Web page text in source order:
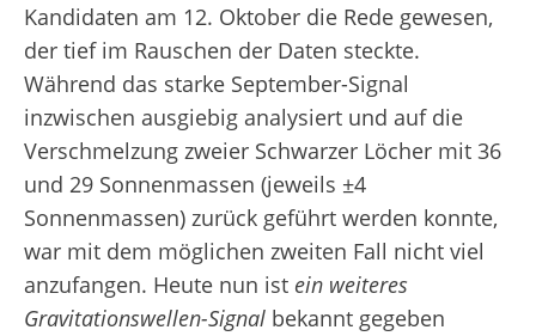
Kandidaten am 12. Oktober die Rede gewesen,
der tief im Rauschen der Daten steckte.
Während das starke September-Signal
inzwischen ausgiebig analysiert und auf die
Verschmelzung zweier Schwarzer Löcher mit 36
und 29 Sonnenmassen (jeweils ±4
Sonnenmassen) zurück geführt werden konnte,
war mit dem möglichen zweiten Fall nicht viel
anzufangen. Heute nun ist ein weiteres
Gravitationswellen-Signal bekannt gegeben